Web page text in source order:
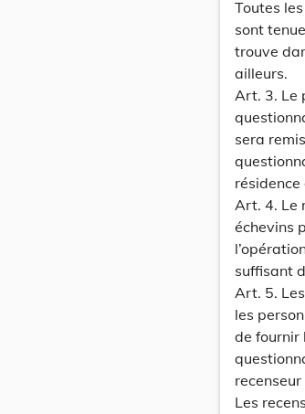
Toutes
sont
trouve
ailleurs.
Art. 3. Le
sera
Art. 4. Le
échevins
suffisant
Art. 5.
les
de fournir
Les